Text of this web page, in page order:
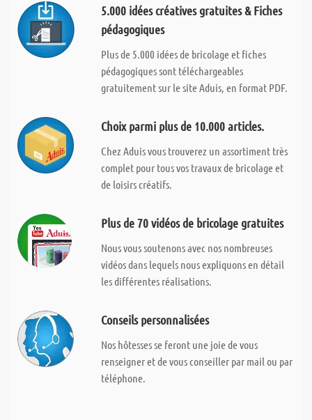
5.000 idées créatives gratuites & Fiches
pédagogiques
Plus de 5.000 idées de bricolage et fiches
pédagogiques sont téléchargeables
gratuitement sur le site Aduis, en format PDF.
Choix parmi plus de 10.000 articles.
Chez Aduis vous trouverez un assortiment très
complet pour tous vos travaux de bricolage et
de loisirs créatifs.
Plus de 70 vidéos de bricolage gratuites
Nous vous soutenons avec nos nombreuses
vidéos dans lequels nous expliquons en détail
les différentes réalisations.
Conseils personnalisées
Nos hôtesses se feront une joie de vous
renseigner et de vous conseiller par mail ou par
téléphone.